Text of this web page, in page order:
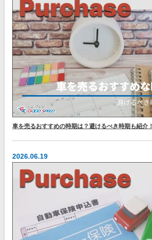
車を売るおすすめの時期は？避けるべき時期も紹介！
2026.06.19